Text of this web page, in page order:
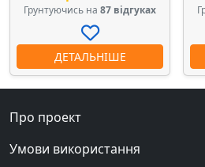
Грунтуючись на 87 відгуках
ДЕТАЛЬНІШЕ
Про проект
Умови використання